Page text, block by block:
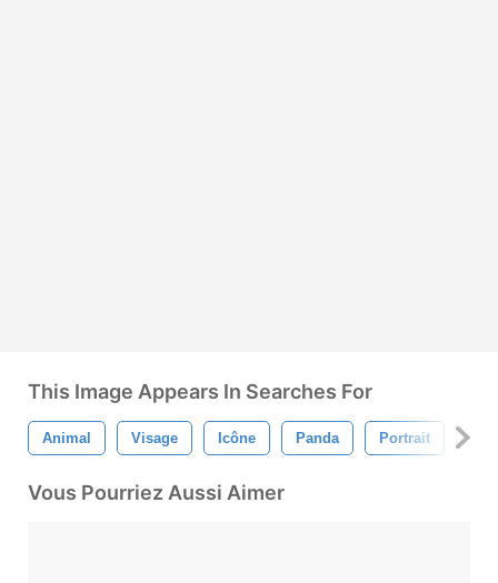
This Image Appears In Searches For
Animal Visage Icône Panda Portrait
Vous Pourriez Aussi Aimer